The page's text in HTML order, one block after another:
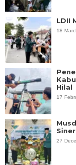
LDII
18
Hilal
17
27